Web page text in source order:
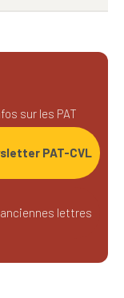
sur les PAT
PAT-CVL
lettres